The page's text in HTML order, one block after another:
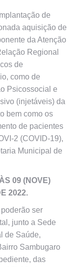
de
aquisição de
da Atenção
Regional
de
como de
Psicossocial e
(injetáveis) da
bem como os
de pacientes
2 (COVID-19),
Municipal de
09 (NOVE)
2022.
ser
junto a Sede
de Saúde,
Sambugaro
das